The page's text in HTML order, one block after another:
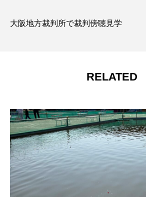
大阪地方裁判所で裁判傍聴見学
RELATED